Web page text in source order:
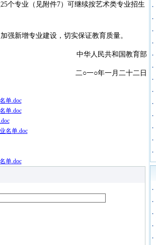
个专业（见附件7）可继续按艺术类专业招生
新增专业建设，切实保证教育质量。
中华人民共和国教育部
二○一○年一月二十二日
单.doc
单.doc
名单.doc
单.doc
·
·
·
·
·
·
·
·
·
·
·
·
·
·
·
·
·
·